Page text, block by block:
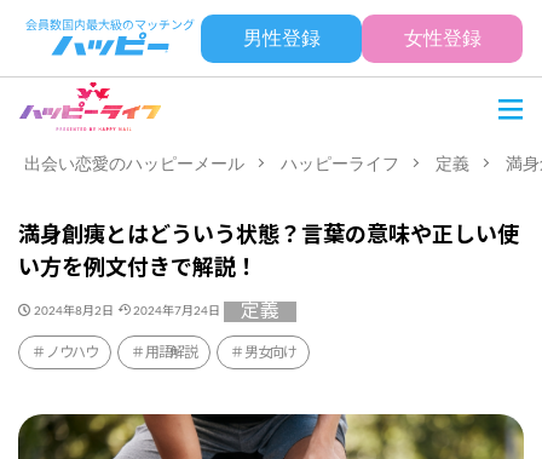
男性登録 女性登録
出会い恋愛のハッピーメール ハッピーライフ 定義 満
満身創痍とはどういう状態？言葉の意味や正しい使
い方を例文付きで解説！
2024年8月2日 2024年7月24日 定義
ノウハウ 用語解説 男女向け